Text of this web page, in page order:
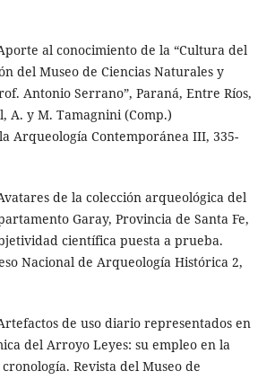
al conocimiento de la “Cultura del
del Museo de Ciencias Naturales y
Antonio Serrano”, Paraná, Entre Ríos,
A. y M. Tamagnini (Comp.)
Arqueología Contemporánea III, 335-
de la colección arqueológica del
Garay, Provincia de Santa Fe,
científica puesta a prueba.
Nacional de Arqueología Histórica 2,
de uso diario representados en
del Arroyo Leyes: su empleo en la
Revista del Museo de